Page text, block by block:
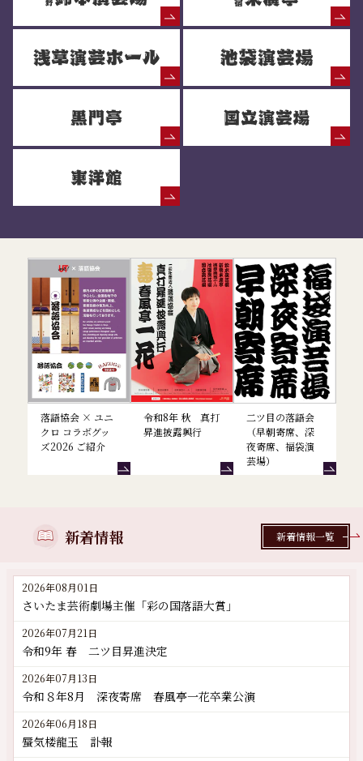
落語協会 × ユニ
クロ コラボグッ
ズ2026 ご紹介
令和8年 秋 真打
昇進披露興行
二ツ目の落語会
（早朝寄席、深
夜寄席、福袋演
芸場）
新着情報
2026年08月01日
さいたま芸術劇場主催「彩の国落語大賞」
2026年07月21日
令和9年 春 二ツ目昇進決定
2026年07月13日
令和８年8月 深夜寄席 春風亭一花卒業公演
2026年06月18日
蜃気楼龍玉 訃報
新着情報一覧